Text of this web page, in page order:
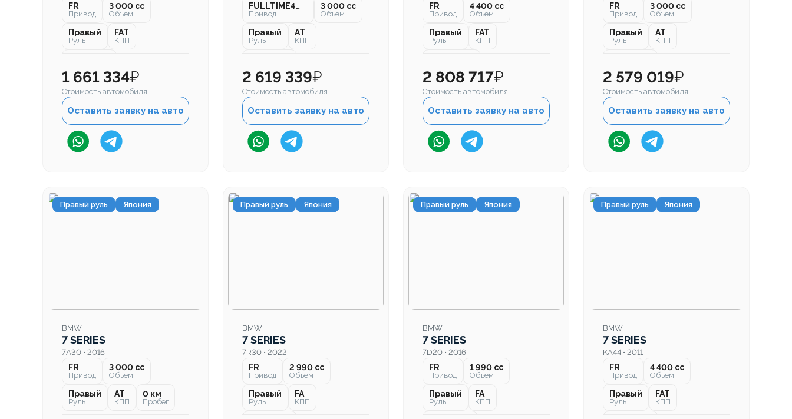
FR
Привод
3 000 cc
Объем
Правый
Руль
FAT
КПП
1 661 334₽
Стоимость автомобиля
Оставить заявку на авто
FULLTIME4WD
Привод
3 000 cc
Объем
Правый
Руль
AT
КПП
2 619 339₽
Стоимость автомобиля
Оставить заявку на авто
FR
Привод
4 400 cc
Объем
Правый
Руль
FAT
КПП
2 808 717₽
Стоимость автомобиля
Оставить заявку на авто
FR
Привод
3 000 cc
Объем
Правый
Руль
AT
КПП
2 579 019₽
Стоимость автомобиля
Оставить заявку на авто
Правый руль Япония
BMW
7 SERIES
7A30 • 2016
FR
Привод
3 000 cc
Объем
Правый
Руль
AT
КПП
0 км
Пробег
Правый руль Япония
BMW
7 SERIES
7R30 • 2022
FR
Привод
2 990 cc
Объем
Правый
Руль
FA
КПП
Правый руль Япония
BMW
7 SERIES
7D20 • 2016
FR
Привод
1 990 cc
Объем
Правый
Руль
FA
КПП
Правый руль Япония
BMW
7 SERIES
KA44 • 2011
FR
Привод
4 400 cc
Объем
Правый
Руль
FAT
КПП